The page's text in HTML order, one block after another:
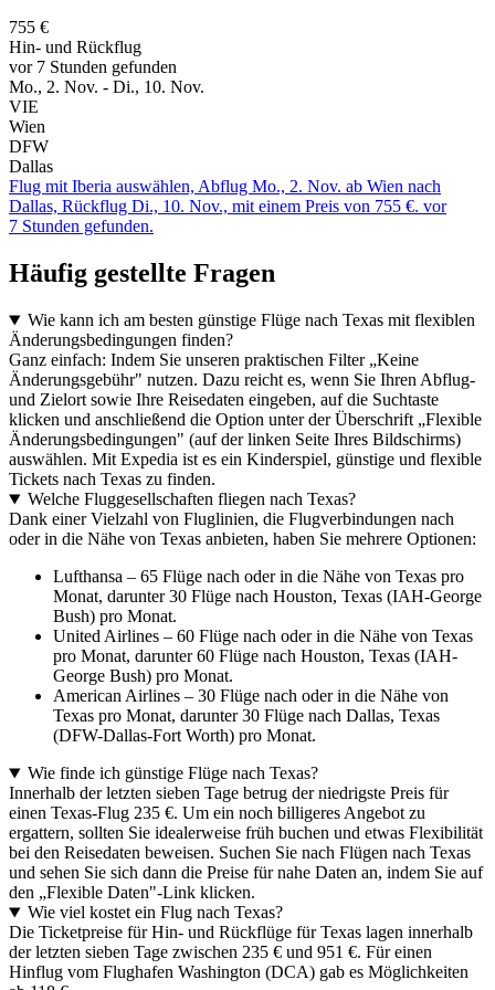
755 €
Hin- und Rückflug
vor 7 Stunden gefunden
Mo., 2. Nov. - Di., 10. Nov.
VIE
Wien
DFW
Dallas
Flug mit Iberia auswählen, Abflug Mo., 2. Nov. ab Wien nach
Dallas, Rückflug Di., 10. Nov., mit einem Preis von 755 €. vor
7 Stunden gefunden.
Häufig gestellte Fragen
Wie kann ich am besten günstige Flüge nach Texas mit flexiblen
Änderungsbedingungen finden?
Ganz einfach: Indem Sie unseren praktischen Filter „Keine
Änderungsgebühr" nutzen. Dazu reicht es, wenn Sie Ihren Abflug-
und Zielort sowie Ihre Reisedaten eingeben, auf die Suchtaste
klicken und anschließend die Option unter der Überschrift „Flexible
Änderungsbedingungen" (auf der linken Seite Ihres Bildschirms)
auswählen. Mit Expedia ist es ein Kinderspiel, günstige und flexible
Tickets nach Texas zu finden.
Welche Fluggesellschaften fliegen nach Texas?
Dank einer Vielzahl von Fluglinien, die Flugverbindungen nach
oder in die Nähe von Texas anbieten, haben Sie mehrere Optionen:
Lufthansa – 65 Flüge nach oder in die Nähe von Texas pro
Monat, darunter 30 Flüge nach Houston, Texas (IAH-George
Bush) pro Monat.
United Airlines – 60 Flüge nach oder in die Nähe von Texas
pro Monat, darunter 60 Flüge nach Houston, Texas (IAH-
George Bush) pro Monat.
American Airlines – 30 Flüge nach oder in die Nähe von
Texas pro Monat, darunter 30 Flüge nach Dallas, Texas
(DFW-Dallas-Fort Worth) pro Monat.
Wie finde ich günstige Flüge nach Texas?
Innerhalb der letzten sieben Tage betrug der niedrigste Preis für
einen Texas-Flug 235 €. Um ein noch billigeres Angebot zu
ergattern, sollten Sie idealerweise früh buchen und etwas Flexibilität
bei den Reisedaten beweisen. Suchen Sie nach Flügen nach Texas
und sehen Sie sich dann die Preise für nahe Daten an, indem Sie auf
den „Flexible Daten"-Link klicken.
Wie viel kostet ein Flug nach Texas?
Die Ticketpreise für Hin- und Rückflüge für Texas lagen innerhalb
der letzten sieben Tage zwischen 235 € und 951 €. Für einen
Hinflug vom Flughafen Washington (DCA) gab es Möglichkeiten